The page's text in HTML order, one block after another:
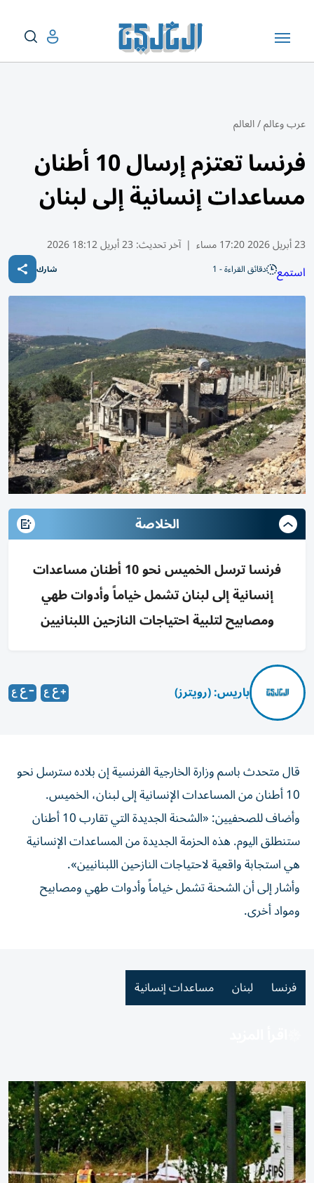
عرب وعالم/العالم
فرنسا تعتزم إرسال 10 أطنان
مساعدات إنسانية إلى لبنان
23 أبريل 2026 17:20 مساء | آخر تحديث: 23 أبريل 18:12 2026
استمع دقائق القراءة - 1 شارك
الخلاصة
فرنسا ترسل الخميس نحو 10 أطنان مساعدات
إنسانية إلى لبنان تشمل خياماً وأدوات طهي
ومصابيح لتلبية احتياجات النازحين اللبنانيين
باريس: (رويترز)
قال متحدث ​باسم ⁠وزارة الخارجية الفرنسية ‌إن بلاده سترسل نحو
‌10 أطنان من ⁠المساعدات الإنسانية إلى لبنان، الخميس.
وأضاف للصحفيين: «الشحنة الجديدة التي ​تقارب 10 أطنان
ستنطلق اليوم. هذه الحزمة الجديدة ⁠من المساعدات الإنسانية
هي ​استجابة واقعية لاحتياجات النازحين اللبنانيين».
وأشار إلى أن الشحنة تشمل خياماً وأدوات ⁠طهي ومصابيح
ومواد أخرى.
فرنسا لبنان مساعدات إنسانية